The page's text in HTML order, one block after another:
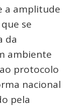
a amplitude
se
da
ambiente
protocolo
nacional
pela